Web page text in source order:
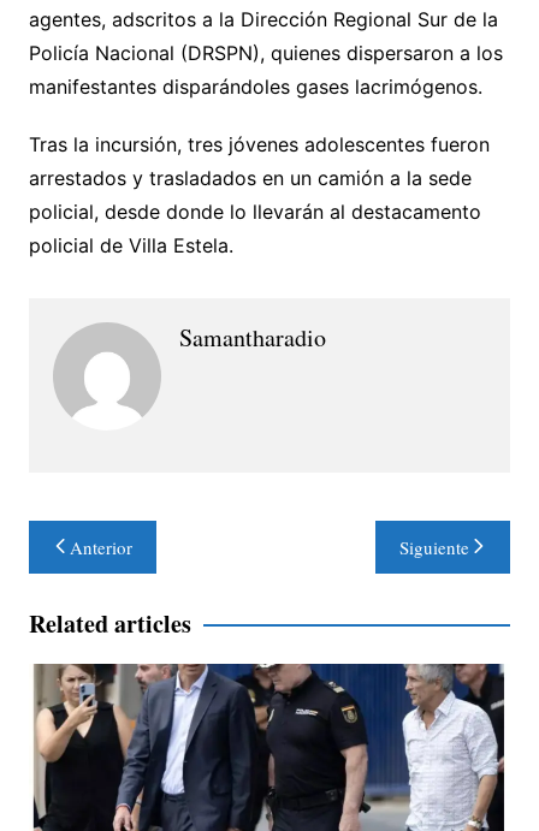
agentes, adscritos a la Dirección Regional Sur de la
Policía Nacional (DRSPN), quienes dispersaron a los
manifestantes disparándoles gases lacrimógenos.
Tras la incursión, tres jóvenes adolescentes fueron
arrestados y trasladados en un camión a la sede
policial, desde donde lo llevarán al destacamento
policial de Villa Estela.
Samantharadio
Navegación
de
entradas
Anterior Siguiente
Related articles